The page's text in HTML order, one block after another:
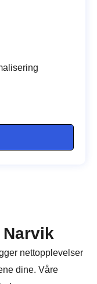
nettopplevelser
dine. Våre